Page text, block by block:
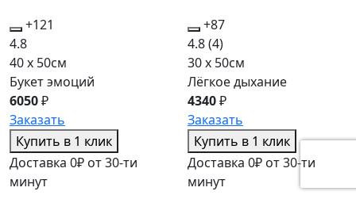
+121
4.8
40 x 50см
Букет эмоций
6050₽
Заказать
Купить в 1 клик
Доставка 0₽ от 30-ти
минут
+87
4.8(4)
30 x 50см
Лёгкое дыхание
4340₽
Заказать
Купить в 1 клик
Доставка 0₽ от 30-ти
минут